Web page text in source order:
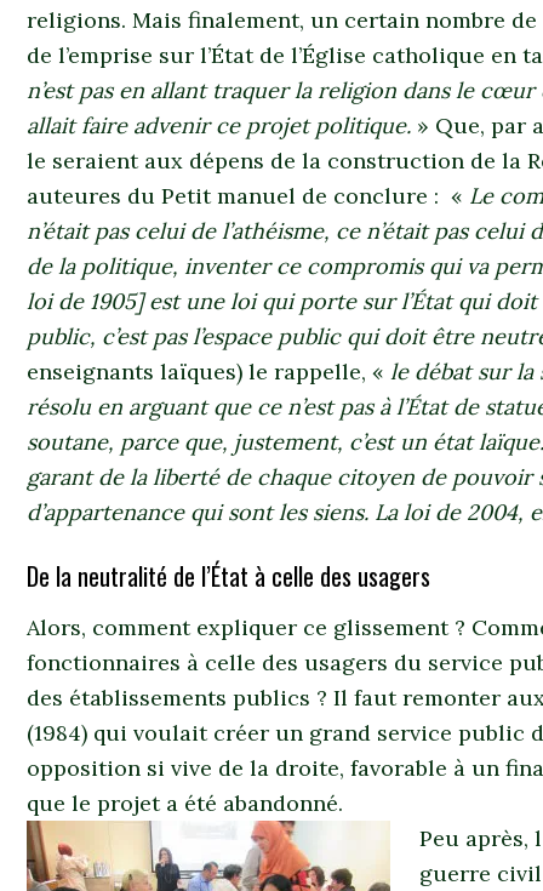
religions. Mais finalement, un certain nombre
de l’emprise sur l’État de l’Église catholique
n’est pas en allant traquer la religion dans le
allait faire advenir ce projet politique. » Que, par
le seraient aux dépens de la construction de la
auteures du Petit manuel de conclure : « Le
n’était pas celui de l’athéisme, ce n’était pas
de la politique, inventer ce compromis qui va
loi de 1905] est une loi qui porte sur l’État qui doit
public, c’est pas l’espace public qui doit être
enseignants laïques) le rappelle, «le débat sur la
résolu en arguant que ce n’est pas à l’État de
soutane, parce que, justement, c’est un état
garant de la liberté de chaque citoyen de pouvoir
d’appartenance qui sont les siens. La loi de 2004,
De la neutralité de l’État à celle des usagers
Alors, comment expliquer ce glissement ?
fonctionnaires à celle des usagers du service
des établissements publics ? Il faut remonter
(1984) qui voulait créer un grand service public
opposition si vive de la droite, favorable à un
que le projet a été abandonné.
Peu après,
guerre